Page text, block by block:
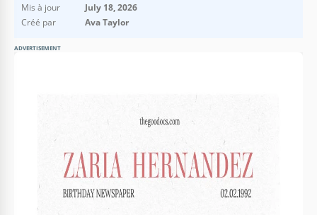
Mis à jour
July 18, 2026
Créé par
Ava Taylor
ADVERTISEMENT